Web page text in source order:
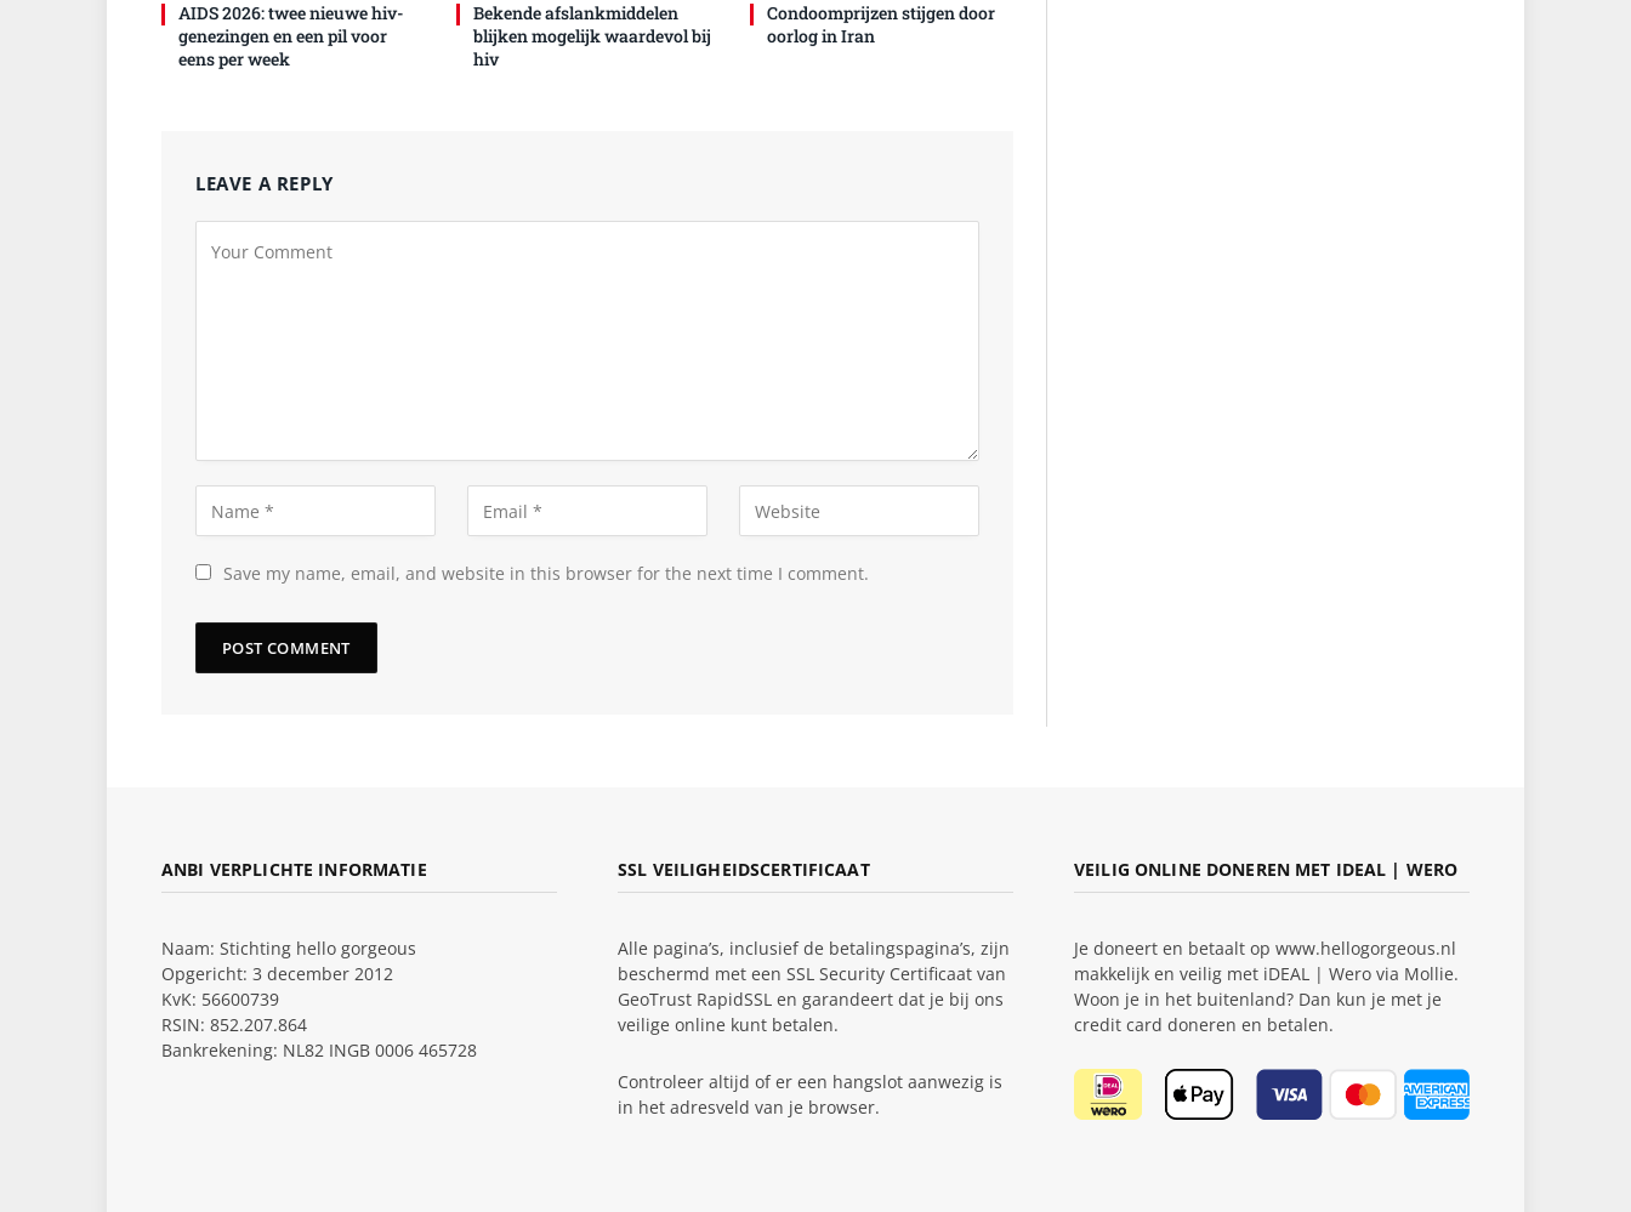
AIDS 2026: twee nieuwe hiv-
genezingen en een pil voor
eens per week
Bekende afslankmiddelen
blijken mogelijk waardevol bij
hiv
Condoomprijzen stijgen door
oorlog in Iran
LEAVE A REPLY
Save my name, email, and website in this browser for the next time I comment.
ANBI VERPLICHTE INFORMATIE
Naam: Stichting hello gorgeous
Opgericht: 3 december 2012
KvK: 56600739
RSIN: 852.207.864
Bankrekening: NL82 INGB 0006 465728
SSL VEILIGHEIDSCERTIFICAAT
Alle pagina’s, inclusief de betalingspagina’s, zijn
beschermd met een SSL Security Certificaat van
GeoTrust RapidSSL en garandeert dat je bij ons
veilige online kunt betalen.
Controleer altijd of er een hangslot aanwezig is
in het adresveld van je browser.
VEILIG ONLINE DONEREN MET IDEAL | WERO
Je doneert en betaalt op www.hellogorgeous.nl
makkelijk en veilig met iDEAL | Wero via Mollie.
Woon je in het buitenland? Dan kun je met je
credit card doneren en betalen.